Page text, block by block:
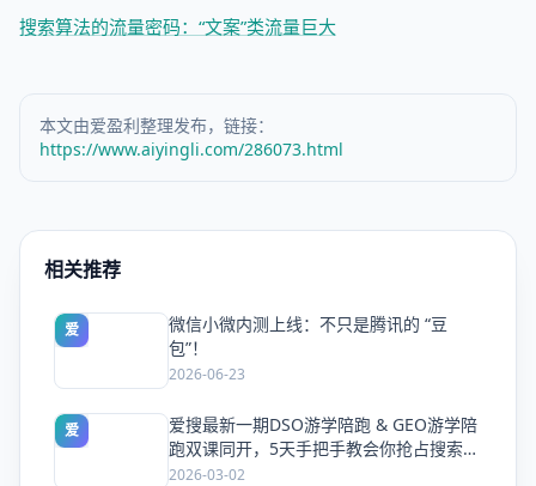
搜索算法的流量密码：“文案”类流量巨大
本文由爱盈利整理发布，链接：
https://www.aiyingli.com/286073.html
相关推荐
爱
微信小微内测上线：不只是腾讯的 “豆
包”！
2026-06-23
爱
爱搜最新一期DSO游学陪跑 & GEO游学陪
跑双课同开，5天手把手教会你抢占搜索流
量
2026-03-02